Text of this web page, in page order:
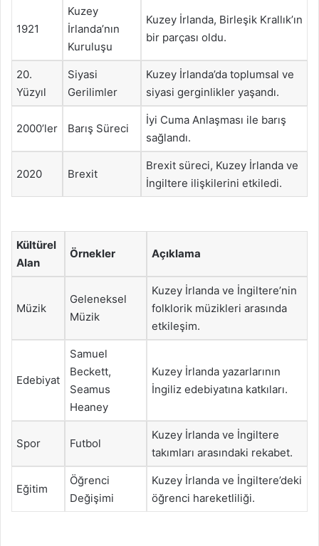
1921
Kuzey
İrlanda’nın
Kuruluşu
Kuzey İrlanda, Birleşik Krallık’ın
bir parçası oldu.
20.
Yüzyıl
Siyasi
Gerilimler
Kuzey İrlanda’da toplumsal ve
siyasi gerginlikler yaşandı.
2000’ler Barış Süreci
İyi Cuma Anlaşması ile barış
sağlandı.
2020 Brexit
Brexit süreci, Kuzey İrlanda ve
İngiltere ilişkilerini etkiledi.
Kültürel
Alan
Örnekler Açıklama
Müzik
Geleneksel
Müzik
Kuzey İrlanda ve İngiltere’nin
folklorik müzikleri arasında
etkileşim.
Edebiyat
Samuel
Beckett,
Seamus
Heaney
Kuzey İrlanda yazarlarının
İngiliz edebiyatına katkıları.
Spor Futbol
Kuzey İrlanda ve İngiltere
takımları arasındaki rekabet.
Eğitim
Öğrenci
Değişimi
Kuzey İrlanda ve İngiltere’deki
öğrenci hareketliliği.